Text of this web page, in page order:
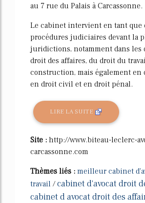
au 7 rue du Palais à Carcassonne.
Le cabinet intervient en tant que
procédures judiciaires devant la
juridictions, notamment dans les
droit des affaires, du droit du
construction, mais également en
en droit civil et en droit pénal.
LIRE LA SUITE
Site : http://www.biteau-leclerc-
carcassonne.com
Thèmes liés : meilleur cabinet
travail /cabinet d'avocat droit
cabinet d avocat droit des